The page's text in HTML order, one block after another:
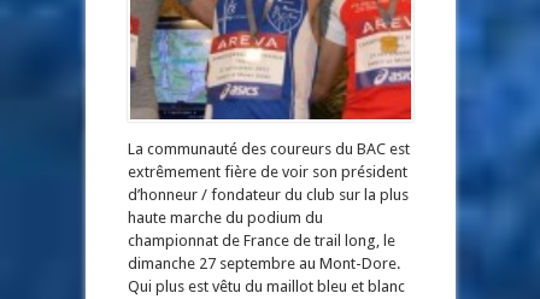
La communauté des coureurs du BAC est
extrêmement fière de voir son président
d’honneur / fondateur du club sur la plus
haute marche du podium du
championnat de France de trail long, le
dimanche 27 septembre au Mont-Dore.
Qui plus est vêtu du maillot bleu et blanc